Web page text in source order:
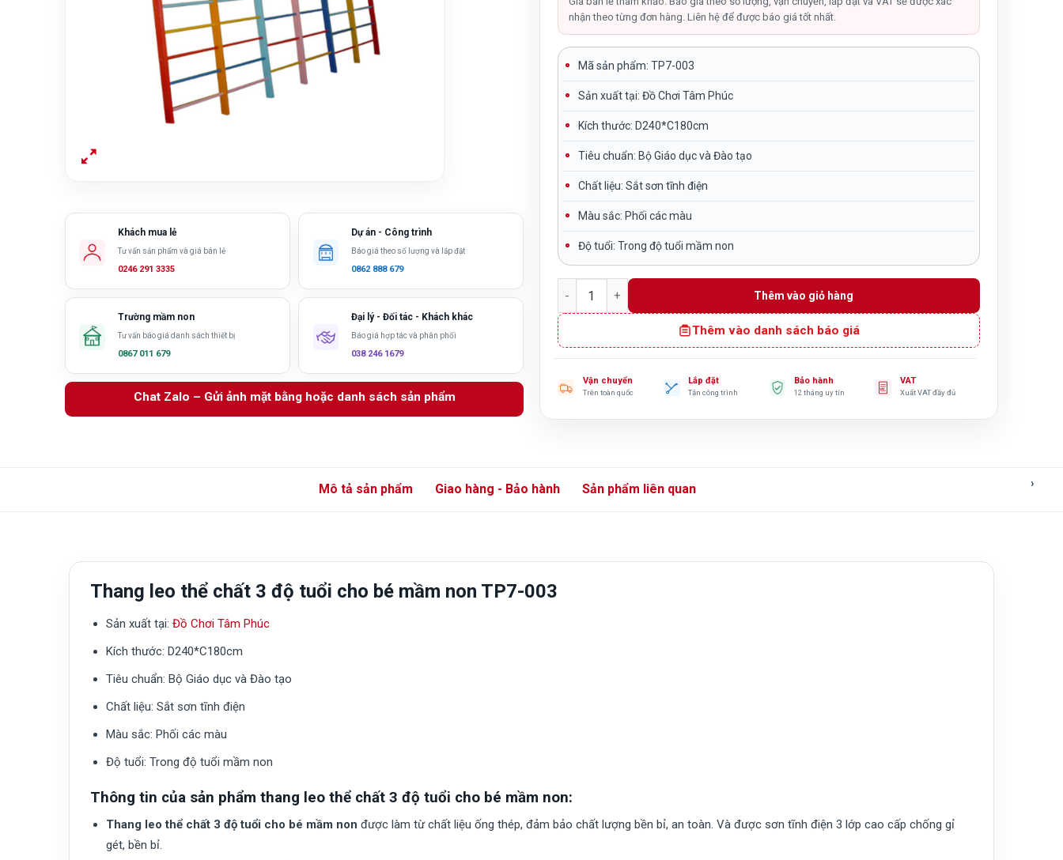
Khách mua lẻ
Tư vấn sản phẩm và giá bán lẻ
0246 291 3335
Dự án - Công trình
Báo giá theo số lượng và lắp đặt
0862 888 679
Trường mầm non
Tư vấn báo giá danh sách thiết bị
0867 011 679
Đại lý - Đối tác - Khách khác
Báo giá hợp tác và phân phối
038 246 1679
Chat Zalo – Gửi ảnh mặt bằng hoặc danh sách sản phẩm
10,500,000₫.là:
4,800,000₫.
nhận theo từng đơn hàng. Liên hệ để được báo giá tốt nhất.
Mã sản phẩm: TP7-003
Sản xuất tại: Đồ Chơi Tâm Phúc
Kích thước: D240*C180cm
Tiêu chuẩn: Bộ Giáo dục và Đào tạo
Chất liệu: Sắt sơn tĩnh điện
Màu sắc: Phối các màu
Độ tuổi: Trong độ tuổi mầm non
Thang leo thể chất 3 độ tuổi cho bé TP7-003 số lượng
Thêm vào giỏ hàng
Thêm vào danh sách báo giá
Vận chuyển
Trên toàn quốc
Lắp đặt
Tận công trình
Bảo hành
12 tháng uy tín
VAT
Xuất VAT đầy đủ
Mô tả sản phẩm Giao hàng - Bảo hành Sản phẩm liên quan ›
Thang leo thể chất 3 độ tuổi cho bé mầm non TP7-003
Sản xuất tại: Đồ Chơi Tâm Phúc
Kích thước: D240*C180cm
Tiêu chuẩn: Bộ Giáo dục và Đào tạo
Chất liệu: Sắt sơn tĩnh điện
Màu sắc: Phối các màu
Độ tuổi: Trong độ tuổi mầm non
Thông tin của sản phẩm thang leo thể chất 3 độ tuổi cho bé mầm non:
Thang leo thể chất 3 độ tuổi cho bé mầm non được làm từ chất liệu ống thép, đảm bảo chất lượng bền bỉ, an toàn. Và được sơn tĩnh điện 3 lớp cao cấp chống gỉ
gét, bền bỉ.